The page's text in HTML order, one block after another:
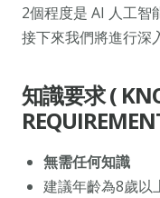
2個程度是 AI 人工智
接下來我們將進行深
知識要求 (
無需任何知識
建議年齡為8歲以